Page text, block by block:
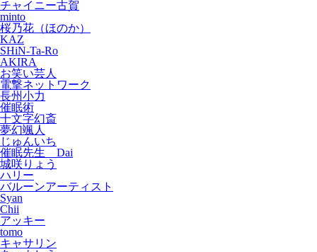
チャイニー古賀
minto
桜乃花（ほのか）
KAZ
SHiN-Ta-Ro
AKIRA
お笑い芸人
電撃ネットワーク
長州小力
催眠術
十文字幻斎
夢幻颯人
じゅんいち
催眠先生 Dai
城咲りょう
ハリー
バルーンアーティスト
Syan
Chii
アッキー
tomo
キャサリン